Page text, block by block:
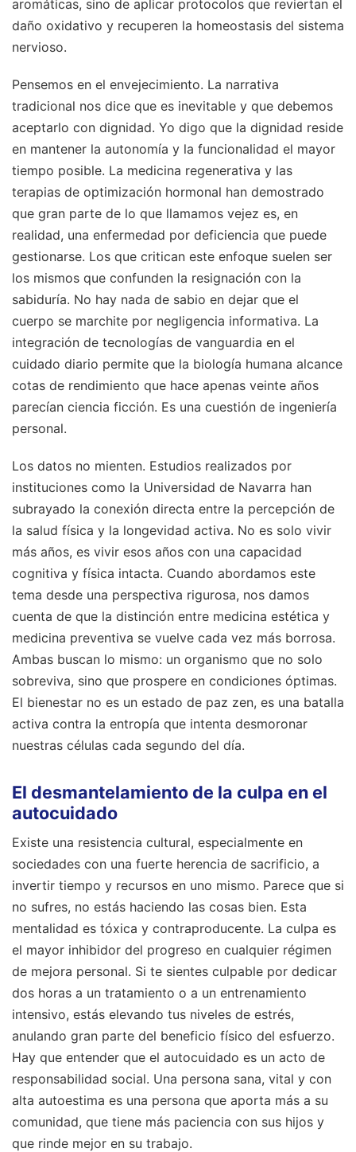
aromáticas, sino de aplicar protocolos que reviertan el
daño oxidativo y recuperen la homeostasis del sistema
nervioso.
Pensemos en el envejecimiento. La narrativa
tradicional nos dice que es inevitable y que debemos
aceptarlo con dignidad. Yo digo que la dignidad reside
en mantener la autonomía y la funcionalidad el mayor
tiempo posible. La medicina regenerativa y las
terapias de optimización hormonal han demostrado
que gran parte de lo que llamamos vejez es, en
realidad, una enfermedad por deficiencia que puede
gestionarse. Los que critican este enfoque suelen ser
los mismos que confunden la resignación con la
sabiduría. No hay nada de sabio en dejar que el
cuerpo se marchite por negligencia informativa. La
integración de tecnologías de vanguardia en el
cuidado diario permite que la biología humana alcance
cotas de rendimiento que hace apenas veinte años
parecían ciencia ficción. Es una cuestión de ingeniería
personal.
Los datos no mienten. Estudios realizados por
instituciones como la Universidad de Navarra han
subrayado la conexión directa entre la percepción de
la salud física y la longevidad activa. No es solo vivir
más años, es vivir esos años con una capacidad
cognitiva y física intacta. Cuando abordamos este
tema desde una perspectiva rigurosa, nos damos
cuenta de que la distinción entre medicina estética y
medicina preventiva se vuelve cada vez más borrosa.
Ambas buscan lo mismo: un organismo que no solo
sobreviva, sino que prospere en condiciones óptimas.
El bienestar no es un estado de paz zen, es una batalla
activa contra la entropía que intenta desmoronar
nuestras células cada segundo del día.
El desmantelamiento de la culpa en el
autocuidado
Existe una resistencia cultural, especialmente en
sociedades con una fuerte herencia de sacrificio, a
invertir tiempo y recursos en uno mismo. Parece que si
no sufres, no estás haciendo las cosas bien. Esta
mentalidad es tóxica y contraproducente. La culpa es
el mayor inhibidor del progreso en cualquier régimen
de mejora personal. Si te sientes culpable por dedicar
dos horas a un tratamiento o a un entrenamiento
intensivo, estás elevando tus niveles de estrés,
anulando gran parte del beneficio físico del esfuerzo.
Hay que entender que el autocuidado es un acto de
responsabilidad social. Una persona sana, vital y con
alta autoestima es una persona que aporta más a su
comunidad, que tiene más paciencia con sus hijos y
que rinde mejor en su trabajo.